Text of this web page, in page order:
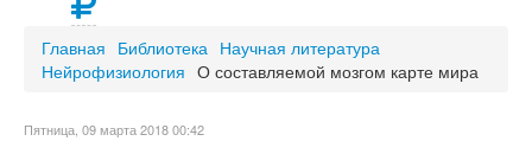
Главная Библиотека Научная литература
Нейрофизиология О составляемой мозгом карте мира
Пятница, 09 марта 2018 00:42